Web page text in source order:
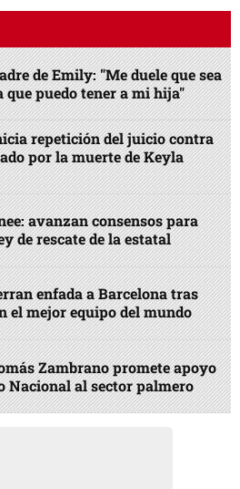
de Emily: "Me duele que sea
que puedo tener a mi hija"
repetición del juicio contra
por la muerte de Keyla
avanzan consensos para
de rescate de la estatal
enfada a Barcelona tras
el mejor equipo del mundo
Zambrano promete apoyo
Nacional al sector palmero